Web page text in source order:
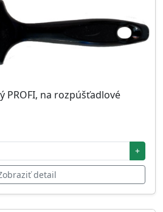
PROFI, na rozpúšťadlové
+
detail